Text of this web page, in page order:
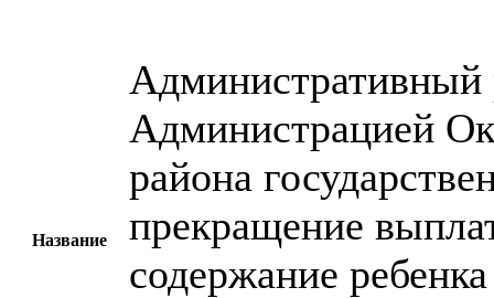
Название
Административный
Администрацией
района
прекращение
содержание